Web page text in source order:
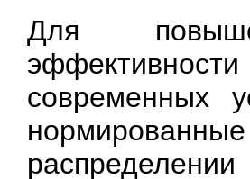
Для
современных